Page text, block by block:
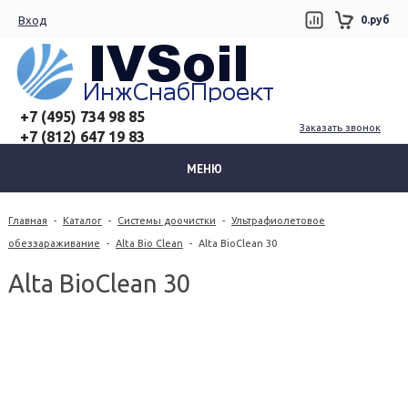
Вход 0.руб
+7 (495) 734 98 85
+7 (812) 647 19 83
Заказать звонок
МЕНЮ
Главная - Каталог - Системы доочистки - Ультрафиолетовое
обеззараживание - Alta Bio Clean - Alta BioClean 30
Alta BioClean 30